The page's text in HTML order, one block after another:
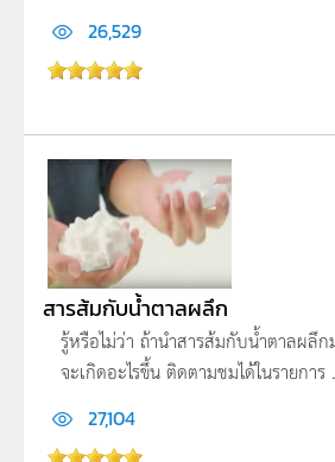
26,529
สารส้มกับน้ำตาลผลึก
รู้หรือไม่ว่า ถ้านำสารส้มกับน้ำตาลผลึ
จะเกิดอะไรขึ้น ติดตามชมได้ในรายการ
27,104